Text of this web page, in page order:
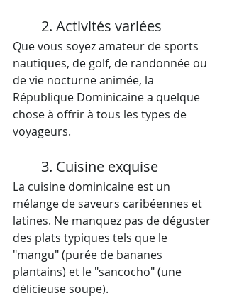
2. Activités variées
Que vous soyez amateur de sports
nautiques, de golf, de randonnée ou
de vie nocturne animée, la
République Dominicaine a quelque
chose à offrir à tous les types de
voyageurs.
3. Cuisine exquise
La cuisine dominicaine est un
mélange de saveurs caribéennes et
latines. Ne manquez pas de déguster
des plats typiques tels que le
"mangu" (purée de bananes
plantains) et le "sancocho" (une
délicieuse soupe).